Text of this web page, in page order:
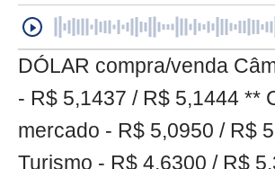
DÓLAR compra/venda
- R$ 5,1437 / R$ 5,1444 **
mercado - R$ 5,0950 / R$
Turismo - R$ 4,6300 / R$